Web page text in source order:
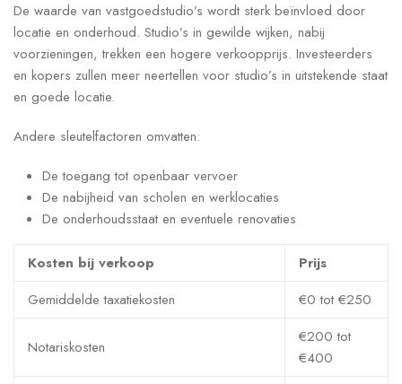
De waarde van vastgoedstudio’s wordt sterk beïnvloed door
locatie en onderhoud. Studio’s in gewilde wijken, nabij
voorzieningen, trekken een hogere verkoopprijs. Investeerders
en kopers zullen meer neertellen voor studio’s in uitstekende staat
en goede locatie.
Andere sleutelfactoren omvatten:
De toegang tot openbaar vervoer
De nabijheid van scholen en werklocaties
De onderhoudsstaat en eventuele renovaties
Kosten bij verkoop
Prijs
Gemiddelde taxatiekosten
€0 tot €250
Notariskosten
€200 tot
€400